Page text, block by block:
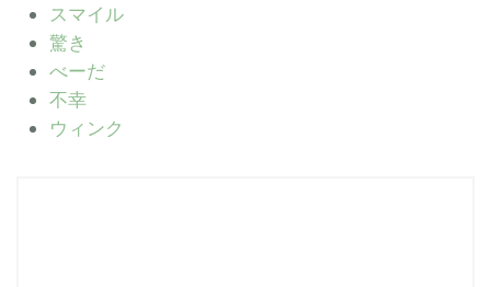
スマイル
驚き
べーだ
不幸
ウィンク